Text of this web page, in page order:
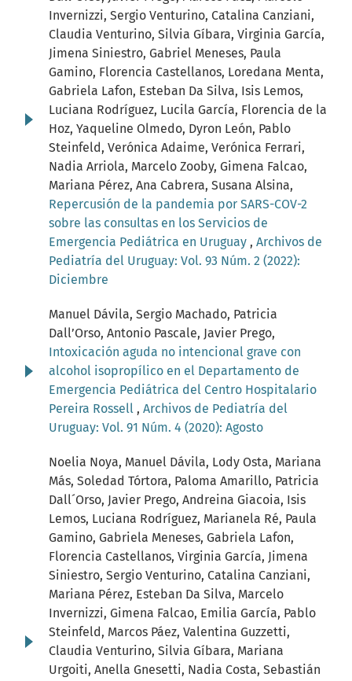
Invernizzi, Sergio Venturino, Catalina Canziani,
Claudia Venturino, Silvia Gíbara, Virginia García,
Jimena Siniestro, Gabriel Meneses, Paula
Gamino, Florencia Castellanos, Loredana Menta,
Gabriela Lafon, Esteban Da Silva, Isis Lemos,
Luciana Rodríguez, Lucila García, Florencia de la
Hoz, Yaqueline Olmedo, Dyron León, Pablo
Steinfeld, Verónica Adaime, Verónica Ferrari,
Nadia Arriola, Marcelo Zooby, Gimena Falcao,
Mariana Pérez, Ana Cabrera, Susana Alsina,
Repercusión de la pandemia por SARS-COV-2
sobre las consultas en los Servicios de
Emergencia Pediátrica en Uruguay , Archivos de
Pediatría del Uruguay: Vol. 93 Núm. 2 (2022):
Diciembre
Manuel Dávila, Sergio Machado, Patricia
Dall’Orso, Antonio Pascale, Javier Prego,
Intoxicación aguda no intencional grave con
alcohol isopropílico en el Departamento de
Emergencia Pediátrica del Centro Hospitalario
Pereira Rossell , Archivos de Pediatría del
Uruguay: Vol. 91 Núm. 4 (2020): Agosto
Noelia Noya, Manuel Dávila, Lody Osta, Mariana
Más, Soledad Tórtora, Paloma Amarillo, Patricia
Dall´Orso, Javier Prego, Andreina Giacoia, Isis
Lemos, Luciana Rodríguez, Marianela Ré, Paula
Gamino, Gabriela Meneses, Gabriela Lafon,
Florencia Castellanos, Virginia García, Jimena
Siniestro, Sergio Venturino, Catalina Canziani,
Mariana Pérez, Esteban Da Silva, Marcelo
Invernizzi, Gimena Falcao, Emilia García, Pablo
Steinfeld, Marcos Páez, Valentina Guzzetti,
Claudia Venturino, Silvia Gíbara, Mariana
Urgoiti, Anella Gnesetti, Nadia Costa, Sebastián